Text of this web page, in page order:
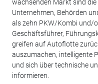
wachsenden Markt sind
Unternehmen, Behörden
als zehn PKW/Kombi und/
Geschäftsführer,
greifen auf Autoflotte
auszumachen, intelligente
und sich über technische
informieren.